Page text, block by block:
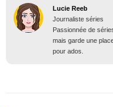
Lucie Reeb
Journaliste séries
Passionnée de
mais garde une
pour ados.